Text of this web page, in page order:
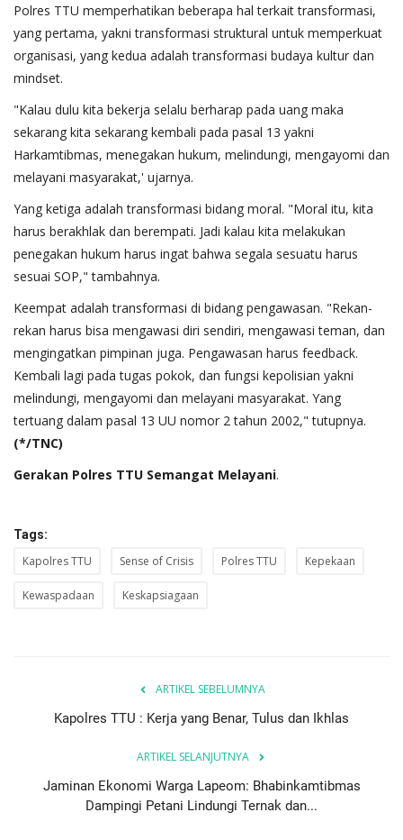
Polres TTU memperhatikan beberapa hal terkait transformasi,
yang pertama, yakni transformasi struktural untuk memperkuat
organisasi, yang kedua adalah transformasi budaya kultur dan
mindset.
"Kalau dulu kita bekerja selalu berharap pada uang maka
sekarang kita sekarang kembali pada pasal 13 yakni
Harkamtibmas, menegakan hukum, melindungi, mengayomi dan
melayani masyarakat,' ujarnya.
Yang ketiga adalah transformasi bidang moral. "Moral itu, kita
harus berakhlak dan berempati. Jadi kalau kita melakukan
penegakan hukum harus ingat bahwa segala sesuatu harus
sesuai SOP," tambahnya.
Keempat adalah transformasi di bidang pengawasan. "Rekan-
rekan harus bisa mengawasi diri sendiri, mengawasi teman, dan
mengingatkan pimpinan juga. Pengawasan harus feedback.
Kembali lagi pada tugas pokok, dan fungsi kepolisian yakni
melindungi, mengayomi dan melayani masyarakat. Yang
tertuang dalam pasal 13 UU nomor 2 tahun 2002," tutupnya.
(*/TNC)
Gerakan Polres TTU Semangat Melayani.
Tags:
Kapolres TTU Sense of Crisis Polres TTU Kepekaan
Kewaspadaan Keskapsiagaan
ARTIKEL SEBELUMNYA
Kapolres TTU : Kerja yang Benar, Tulus dan Ikhlas
ARTIKEL SELANJUTNYA
Jaminan Ekonomi Warga Lapeom: Bhabinkamtibmas
Dampingi Petani Lindungi Ternak dan...